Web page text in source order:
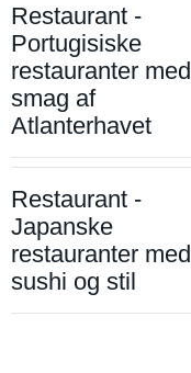
Restaurant -
Portugisiske
restauranter med
smag af
Atlanterhavet
Restaurant -
Japanske
restauranter med
sushi og stil